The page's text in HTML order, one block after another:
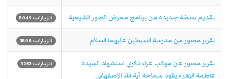
تقديم نسخة جديدة من برنامج معرض الصور الشيعية الزيارات: 5049
تقرير مصور من مدرسة السبطين عليهما السلام الزيارات: 3508
تقرير مصور عن موكب عزاء ذكري استشهاد السيدة
فاطمة الزهراء يقود سماحة آية الله الإصفهاني
الزيارات: 5283